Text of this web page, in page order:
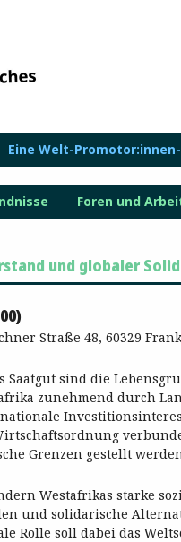
Eine Welt-
Foren und
und globaler
Straße 48, 60329
Saatgut sind die
zunehmend durch
Grenzen gestellt
Westafrikas starke
und solidarische
Rolle soll dabei das